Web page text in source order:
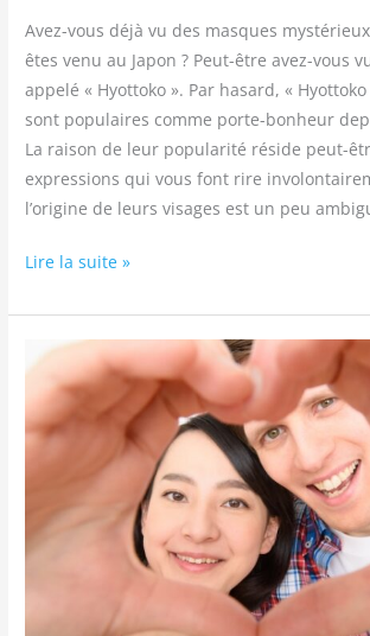
Avez-vous déjà vu des masques
êtes venu au Japon ? Peut-être avez-vous
appelé « Hyottoko ». Par hasard, « Hyottoko
sont populaires comme porte-bonheur
La raison de leur popularité réside peut-
expressions qui vous font rire
l’origine de leurs visages est un peu
Lire la suite »
Comment
épouser
un
Japonais